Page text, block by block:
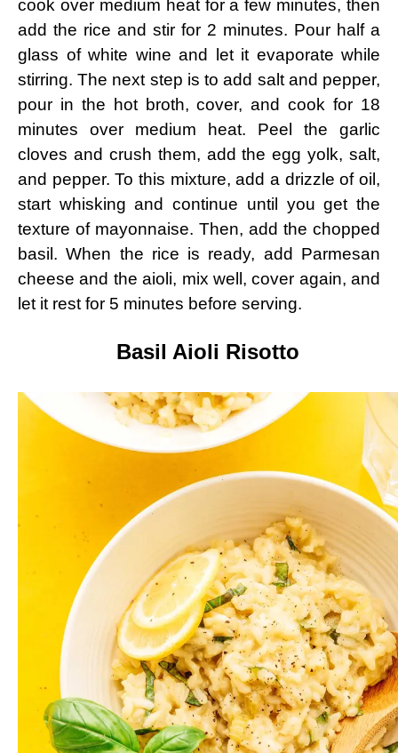
cook over medium heat for a few minutes, then
add the rice and stir for 2 minutes. Pour half a
glass of white wine and let it evaporate while
stirring. The next step is to add salt and pepper,
pour in the hot broth, cover, and cook for 18
minutes over medium heat. Peel the garlic
cloves and crush them, add the egg yolk, salt,
and pepper. To this mixture, add a drizzle of oil,
start whisking and continue until you get the
texture of mayonnaise. Then, add the chopped
basil. When the rice is ready, add Parmesan
cheese and the aioli, mix well, cover again, and
let it rest for 5 minutes before serving.
Basil Aioli Risotto